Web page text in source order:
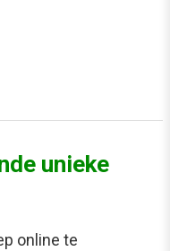
unieke
online te